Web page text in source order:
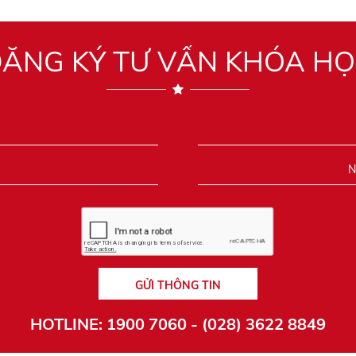
KÝ TƯ VẤN KHÓA
GỬI THÔNG TIN
HOTLINE: 1900 7060 - (028) 3622 8849